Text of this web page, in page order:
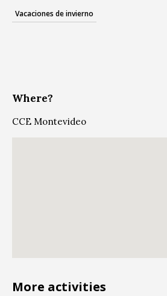
Vacaciones de invierno
Where?
CCE Montevideo
More activities